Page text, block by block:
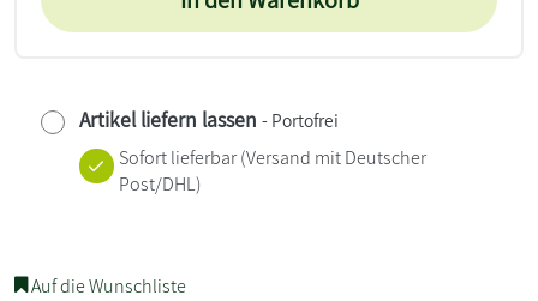
Artikel liefern lassen - Portofrei
Sofort lieferbar(Versand mit Deutscher
Post/DHL)
Auf die Wunschliste